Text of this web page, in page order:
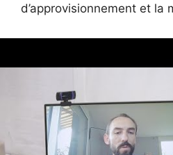
d’approvisionnement et la
poussent à
flexibles dans la
consommation.
Modernisation des
infrastructures